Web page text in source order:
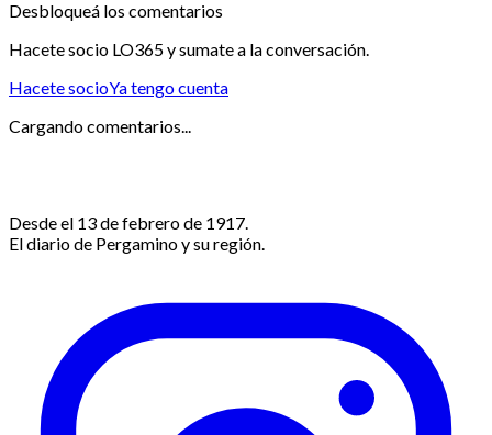
Desbloqueá los comentarios
Hacete socio LO365 y sumate a la conversación.
Hacete socioYa tengo cuenta
Cargando comentarios...
Desde el 13 de febrero de 1917.
El diario de Pergamino y su región.